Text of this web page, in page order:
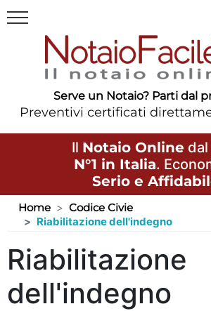
Serve un Notaio? Parti dal
Preventivi certificati
Il Notaio Online dal
N°1 in Italia.
Serio e
Home
Codice Civie
Riabilitazione dell'indegno
Riabilitazione
dell'indegno